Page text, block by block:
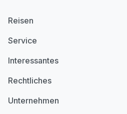
Reisen
Service
Interessantes
Rechtliches
Unternehmen